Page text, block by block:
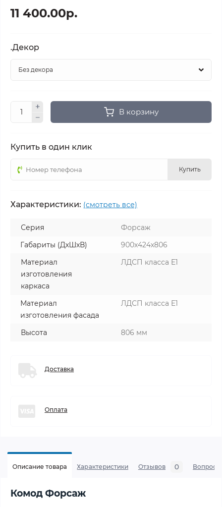
11 400.00р.
.Декор
В корзину
Купить в один клик
Купить
Характеристики: (смотреть все)
Серия
Форсаж
Габариты (ДхШхВ)
900х424х806
Материал
изготовления
каркаса
ЛДСП класса Е1
Материал
изготовления фасада
ЛДСП класса Е1
Высота 806 мм
Доставка
Оплата
Описание товара Характеристики Отзывов 0 Вопросы
Комод Форсаж